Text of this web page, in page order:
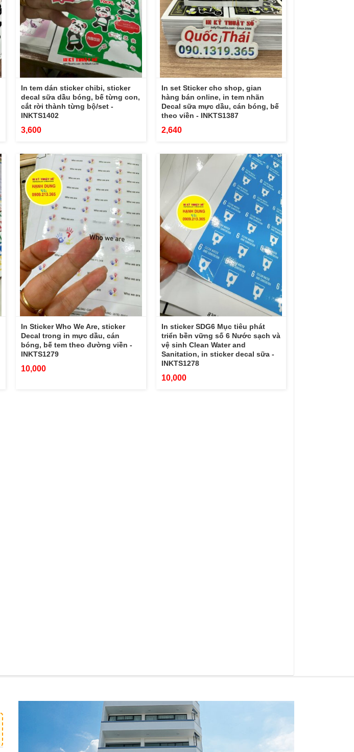
In tem dán sticker chibi, sticker
decal sữa dầu bóng, bế từng con,
cắt rời thành từng bộ/set -
INKTS1402
3,600
In set Sticker cho shop, gian
hàng bán online, in tem nhãn
Decal sữa mực dầu, cán bóng, bế
theo viền - INKTS1387
2,640
In Sticker Who We Are, sticker
Decal trong in mực dầu, cán
bóng, bế tem theo đường viền -
INKTS1279
10,000
In sticker SDG6 Mục tiêu phát
triển bền vững số 6 Nước sạch và
vệ sinh Clean Water and
Sanitation, in sticker decal sữa -
INKTS1278
10,000